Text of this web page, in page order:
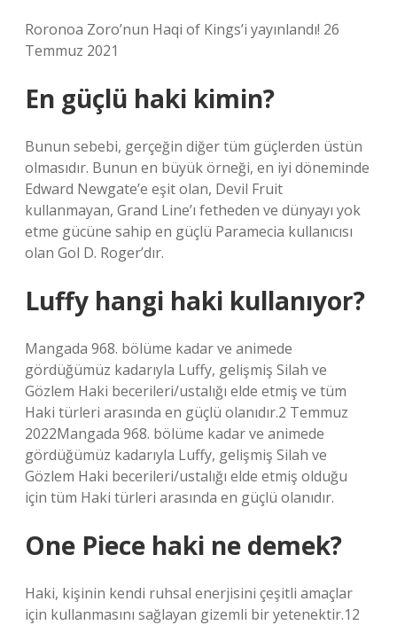
Roronoa Zoro’nun Haqi of Kings’i yayınlandı! 26
Temmuz 2021
En güçlü haki kimin?
Bunun sebebi, gerçeğin diğer tüm güçlerden üstün
olmasıdır. Bunun en büyük örneği, en iyi döneminde
Edward Newgate’e eşit olan, Devil Fruit
kullanmayan, Grand Line’ı fetheden ve dünyayı yok
etme gücüne sahip en güçlü Paramecia kullanıcısı
olan Gol D. Roger’dır.
Luffy hangi haki kullanıyor?
Mangada 968. bölüme kadar ve animede
gördüğümüz kadarıyla Luffy, gelişmiş Silah ve
Gözlem Haki becerileri/ustalığı elde etmiş ve tüm
Haki türleri arasında en güçlü olanıdır.2 Temmuz
2022Mangada 968. bölüme kadar ve animede
gördüğümüz kadarıyla Luffy, gelişmiş Silah ve
Gözlem Haki becerileri/ustalığı elde etmiş olduğu
için tüm Haki türleri arasında en güçlü olanıdır.
One Piece haki ne demek?
Haki, kişinin kendi ruhsal enerjisini çeşitli amaçlar
için kullanmasını sağlayan gizemli bir yetenektir.12